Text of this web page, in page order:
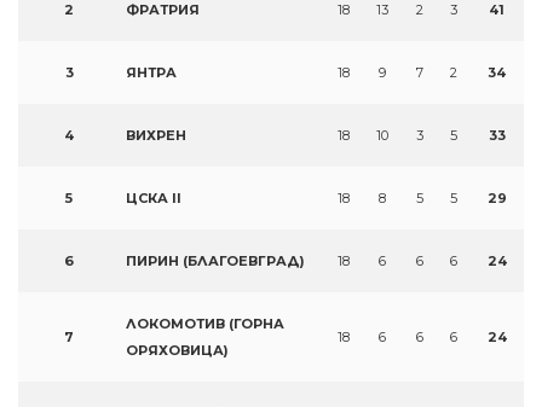
2 ФРАТРИЯ 18 13 2 3 41
3 ЯНТРА 18 9 7 2 34
4 ВИХРЕН 18 10 3 5 33
5 ЦСКА II 18 8 5 5 29
6 ПИРИН (БЛАГОЕВГРАД) 18 6 6 6 24
7
ЛОКОМОТИВ (ГОРНА
ОРЯХОВИЦА)
18 6 6 6 24